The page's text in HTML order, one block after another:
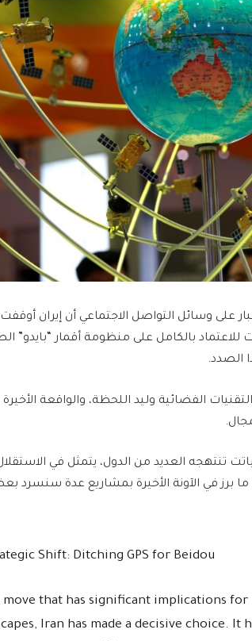
على وسائل التواصل الاجتماعي أن إيران
بالكامل على منظومة أقمار “بايدو”
الصدد.
الفضائية وليد اللحظة، والواقعة
تنتهجه العديد من الدول، يتمثل في
برز في الآونة الأخيرة بمشاريع عدة سنسرد
Shift: Ditching GPS for Beidou
move that has significant implications
Iran has made a decisive choice. It